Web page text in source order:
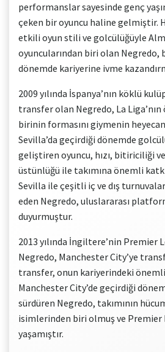
performanslar sayesinde genç
çeken bir oyuncu haline gelmiştir.
etkili oyun stili ve golcülüğüyle
oyuncularından biri olan Negredo,
dönemde kariyerine ivme
2009 yılında İspanya’nın köklü
transfer olan Negredo, La
birinin formasını giymenin
Sevilla’da geçirdiği dönemde
geliştiren oyuncu, hızı, bitiriciliği
üstünlüğü ile takımına önemli
Sevilla ile çeşitli iç ve dış
eden Negredo, uluslararası
duyurmuştur.
2013 yılında İngiltere’nin Premier
Negredo, Manchester City’ye
transfer, onun kariyerindeki önemli
Manchester City’de geçirdiği
sürdüren Negredo, takımının
isimlerinden biri olmuş ve Premier
yaşamıştır.